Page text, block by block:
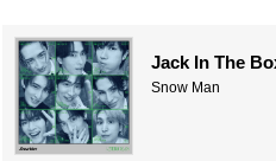
Jack In The
Snow Man